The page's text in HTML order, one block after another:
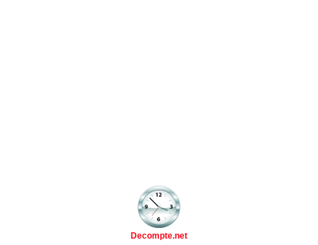
Decompte.net